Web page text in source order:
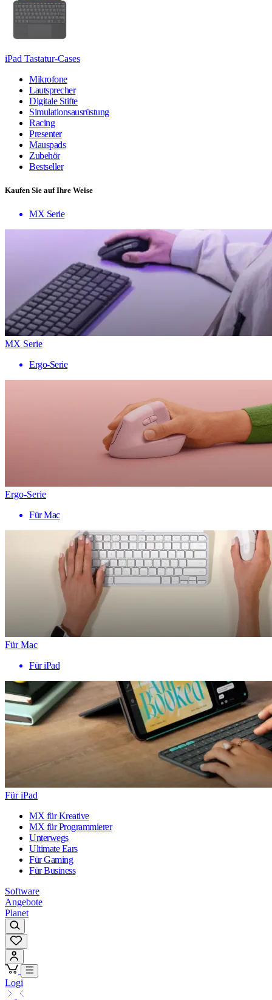
iPad Tastatur-Cases
Mikrofone
Lautsprecher
Digitale Stifte
Simulationsausrüstung
Racing
Presenter
Mauspads
Zubehör
Bestseller
Kaufen Sie auf Ihre Weise
MX Serie
MX Serie
Ergo-Serie
Ergo-Serie
Für Mac
Für Mac
Für iPad
Für iPad
MX für Kreative
MX für Programmierer
Unterwegs
Ultimate Ears
Für Gaming
Für Business
Software
Angebote
Planet
Logi